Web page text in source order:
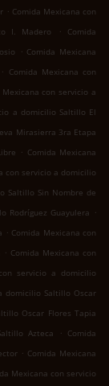
. Comida Mexicana con
I. Madero
.
Comida
. Comida Mexicana
. Comida Mexicana con
Mexicana con servicio a
a domicilio Saltillo El
Mirasierra 3ra Etapa
. Comida Mexicana
con servicio a domicilio
Saltillo Sin Nombre de
Rodríguez Guayulera .
. Comida Mexicana con
. Comida Mexicana con
servicio a domicilio
domicilio Saltillo Oscar
Oscar Flores Tapia
Azteca . Comida
. Comida Mexicana
Mexicana con servicio